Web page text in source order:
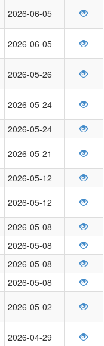
2026-06-05
2026-06-05
2026-05-26
2026-05-24
2026-05-24
2026-05-21
2026-05-12
2026-05-12
2026-05-08
2026-05-08
2026-05-08
2026-05-08
2026-05-02
2026-04-29